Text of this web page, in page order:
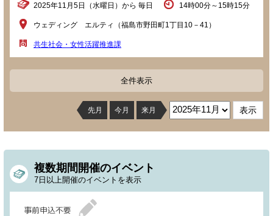
2025年11月5日（水曜日）から 毎日 14時00分～15時15分
ウェディング エルティ（福島市野田町1丁目10－41）
共生社会・女性活躍推進課
全件表示
先月 今月 来月
複数期間開催のイベント
7日以上開催のイベントを表示